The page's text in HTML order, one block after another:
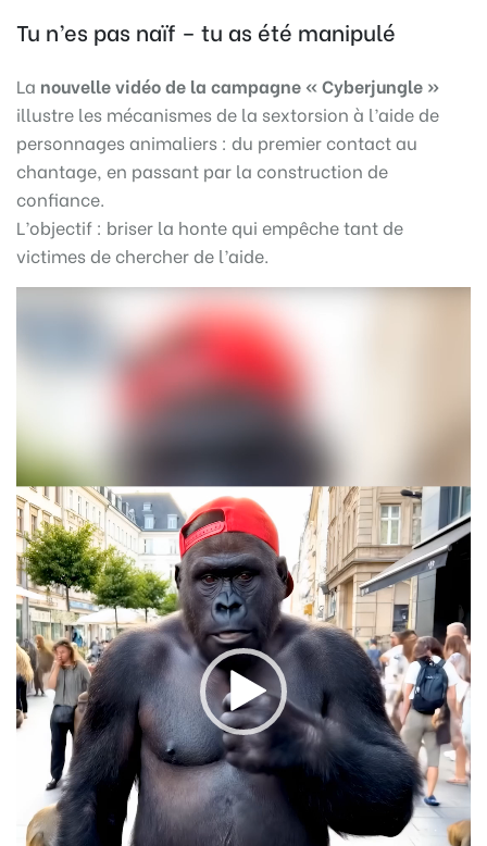
Tu n’es pas naïf – tu as été manipulé
La nouvelle vidéo de la campagne « Cyberjungle »
illustre les mécanismes de la sextorsion à l’aide de
personnages animaliers : du premier contact au
chantage, en passant par la construction de
confiance.
L’objectif : briser la honte qui empêche tant de
victimes de chercher de l’aide.